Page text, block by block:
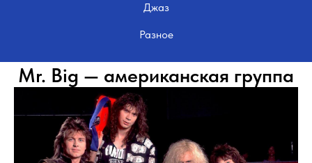
Джаз
Разное
Mr. Big — американская группа